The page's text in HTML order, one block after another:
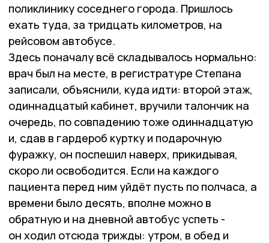
поликлинику соседнего города. Пришлось
ехать туда, за тридцать километров, на
рейсовом автобусе.
Здесь поначалу всё складывалось нормально:
врач был на месте, в регистратуре Степана
записали, объяснили, куда идти: второй этаж,
одиннадцатый кабинет, вручили талончик на
очередь, по совпадению тоже одиннадцатую
и, сдав в гардероб куртку и подарочную
фуражку, он поспешил наверх, прикидывая,
скоро ли освободится. Если на каждого
пациента перед ним уйдёт пусть по полчаса, а
времени было десять, вполне можно в
обратную и на дневной автобус успеть -
он ходил отсюда трижды: утром, в обед и